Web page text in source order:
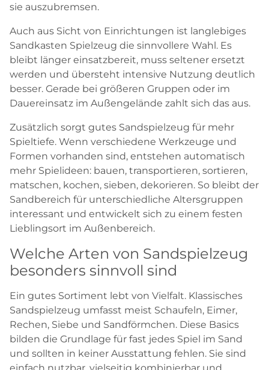
sie auszubremsen.
Auch aus Sicht von Einrichtungen ist langlebiges
Sandkasten Spielzeug die sinnvollere Wahl. Es
bleibt länger einsatzbereit, muss seltener ersetzt
werden und übersteht intensive Nutzung deutlich
besser. Gerade bei größeren Gruppen oder im
Dauereinsatz im Außengelände zahlt sich das aus.
Zusätzlich sorgt gutes Sandspielzeug für mehr
Spieltiefe. Wenn verschiedene Werkzeuge und
Formen vorhanden sind, entstehen automatisch
mehr Spielideen: bauen, transportieren, sortieren,
matschen, kochen, sieben, dekorieren. So bleibt der
Sandbereich für unterschiedliche Altersgruppen
interessant und entwickelt sich zu einem festen
Lieblingsort im Außenbereich.
Welche Arten von Sandspielzeug
besonders sinnvoll sind
Ein gutes Sortiment lebt von Vielfalt. Klassisches
Sandspielzeug umfasst meist Schaufeln, Eimer,
Rechen, Siebe und Sandförmchen. Diese Basics
bilden die Grundlage für fast jedes Spiel im Sand
und sollten in keiner Ausstattung fehlen. Sie sind